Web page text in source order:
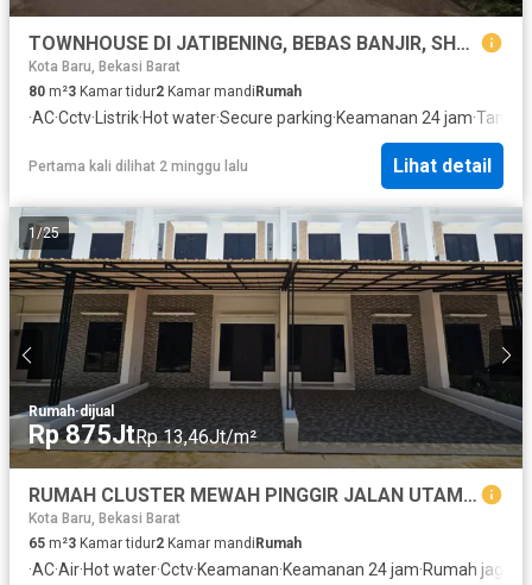
TOWNHOUSE DI JATIBENING, BEBAS BANJIR, SHM PECAH, DEKAT LRT DAN PINTU TOL
Kota Baru, Bekasi Barat
80 m²3 Kamar tidur2 Kamar mandi Rumah
·AC·Cctv· Listrik·Hot water·Secure parking·Keamanan 24 jam·Tangki
Pertama kali dilihat 2 minggu lalu Lihat detail
1/25
Rumah·dijual
Rp 875JtRp 13,46Jt/m²
RUMAH CLUSTER MEWAH PINGGIR JALAN UTAMA AKSES JALAN LEBAR DEKAT TOL JORR, BEBAS BANJIR
Kota Baru, Bekasi Barat
65 m²3 Kamar tidur2 Kamar mandiRumah
·AC·Air·Hot water·Cctv·Keamanan·Keamanan 24 jam·Rumah jaga